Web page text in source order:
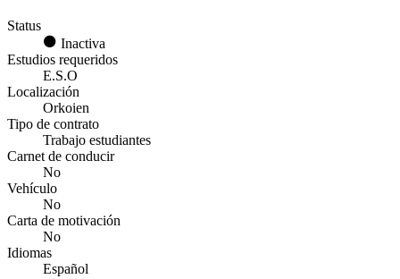
Status
Inactiva
Estudios requeridos
E.S.O
Localización
Orkoien
Tipo de contrato
Trabajo estudiantes
Carnet de conducir
No
Vehículo
No
Carta de motivación
No
Idiomas
Español